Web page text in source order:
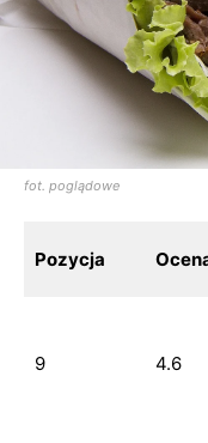
fot. poglądowe
Pozycja
9 4.6